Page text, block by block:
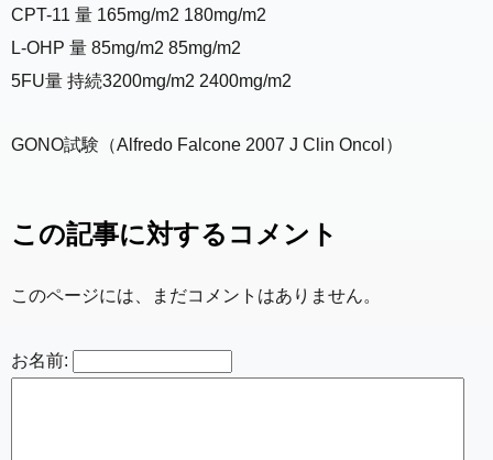
CPT-11 量 165mg/m2 180mg/m2
L-OHP 量 85mg/m2 85mg/m2
5FU量 持続3200mg/m2 2400mg/m2
GONO試験（Alfredo Falcone 2007 J Clin Oncol）
この記事に対するコメント
このページには、まだコメントはありません。
お名前: